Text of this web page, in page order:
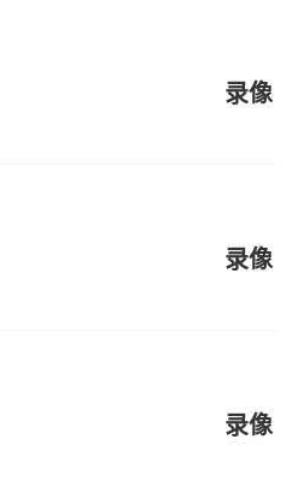
录像
录像
录像